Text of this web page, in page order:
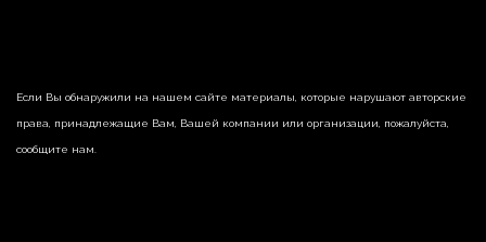
Если Вы обнаружили на нашем сайте материалы, которые нарушают авторские
права, принадлежащие Вам, Вашей компании или организации, пожалуйста,
сообщите нам.